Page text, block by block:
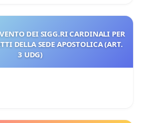
DEI SIGG.RI CARDINALI PER
DELLA SEDE APOSTOLICA (ART.
3 UDG)